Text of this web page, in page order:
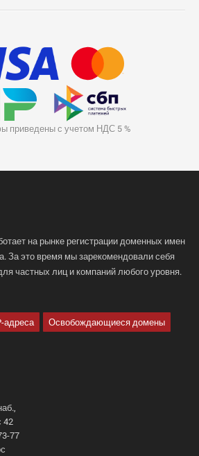
приведены с учетом НДС 5 %
на рынке регистрации доменных имен
За это время мы зарекомендовали себя
частных лиц и компаний любого уровня.
адреса Освобождающиеся домены
42
77